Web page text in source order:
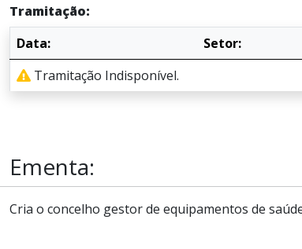
Tramitação:
Data:
Setor:
Tramitação Indisponível.
Ementa:
Cria o concelho gestor de equipamentos de